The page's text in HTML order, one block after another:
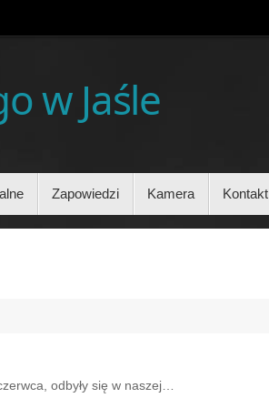
w Jaśle
Zapowiedzi Kamera Kontakt
odbyły się w naszej…